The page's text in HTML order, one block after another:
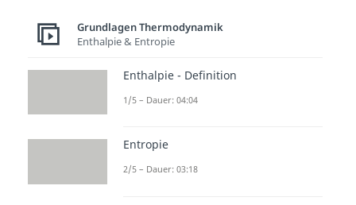
Isochore Wärmezufuhr 2 -> 3:
Wärmezufuhr
Verbrennung des Gasgemisches.
abläuft, ändert sich das Volumen
nicht. Nur der
Grundlagen Thermodynamik
Enthalpie & Entropie
Enthalpie - Definition
1/5 – Dauer: 04:04
Entropie
2/5 – Dauer: 03:18